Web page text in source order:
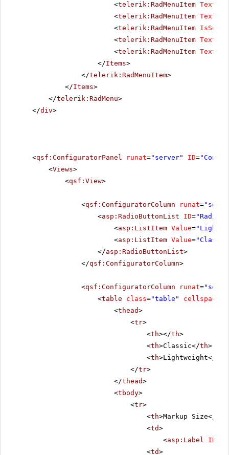
<telerik:RadMenuItem Text
<telerik:RadMenuItem Text
<telerik:RadMenuItem
<telerik:RadMenuItem Text
<telerik:RadMenuItem Text
</Items>
</telerik:RadMenuItem>
</Items>
</telerik:RadMenu>
</div>
<qsf:ConfiguratorPanel runat="server" ID=
<Views>
<qsf:View>
<qsf:ConfiguratorColumn runat=
<asp:RadioButtonList ID=
<asp:ListItem Value=
<asp:ListItem Value=
</asp:RadioButtonList>
</qsf:ConfiguratorColumn>
<qsf:ConfiguratorColumn runat=
<table class="table" cellspacing
<thead>
<tr>
<th></th>
<th>Classic</th>
<th>Lightweight</
</tr>
</thead>
<tbody>
<tr>
<th>Markup Size</
<td>
<asp:Label ID
<td>